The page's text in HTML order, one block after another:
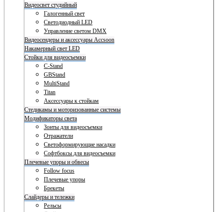
Видеосвет студийный
Галогенный свет
Светодиодный LED
Управление светом DMX
Видеосендеры и аксессуары Accsoon
Накамерный свет LED
Стойки для видеосъемки
C-Stand
GBStand
MultiStand
Titan
Аксессуары к стойкам
Стедикамы и моторизованные системы
Модификаторы света
Зонты для видеосъемки
Отражатели
Светоформирующие насадки
Софтбоксы для видеосъемки
Плечевые упоры и обвесы
Follow focus
Плечевые упоры
Брекеты
Слайдеры и тележки
Рельсы